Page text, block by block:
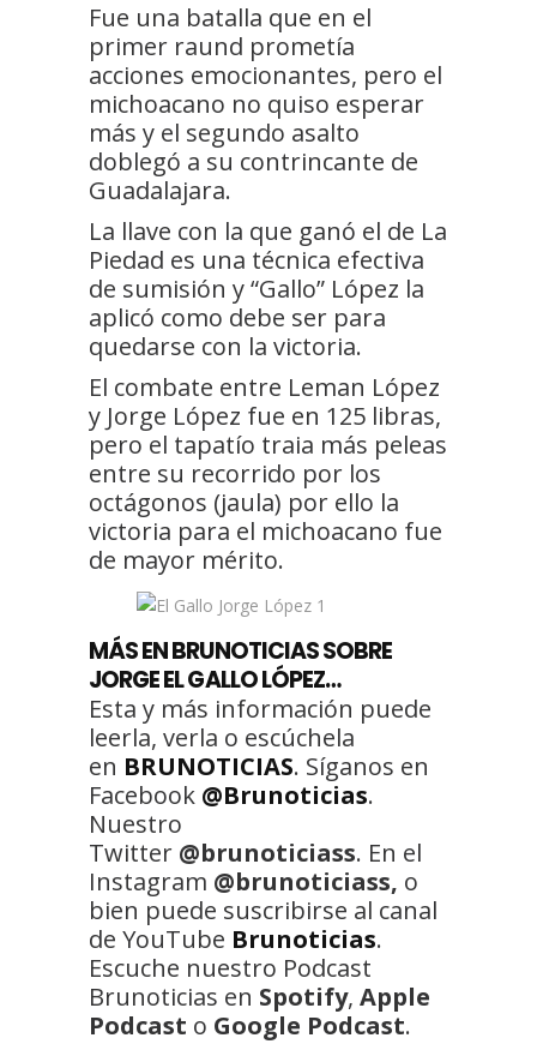
Fue una batalla que en el
primer raund prometía
acciones emocionantes, pero el
michoacano no quiso esperar
más y el segundo asalto
doblegó a su contrincante de
Guadalajara.
La llave con la que ganó el de La
Piedad es una técnica efectiva
de sumisión y “Gallo” López la
aplicó como debe ser para
quedarse con la victoria.
El combate entre Leman López
y Jorge López fue en 125 libras,
pero el tapatío traia más peleas
entre su recorrido por los
octágonos (jaula) por ello la
victoria para el michoacano fue
de mayor mérito.
MÁS EN BRUNOTICIAS SOBRE
JORGE EL GALLO LÓPEZ…
Esta y más información puede
leerla, verla o escúchela
en BRUNOTICIAS. Síganos en
Facebook @Brunoticias.
Nuestro
Twitter @brunoticiass. En el
Instagram @brunoticiass, o
bien puede suscribirse al canal
de YouTube Brunoticias.
Escuche nuestro Podcast
Brunoticias en Spotify, Apple
Podcast o Google Podcast.